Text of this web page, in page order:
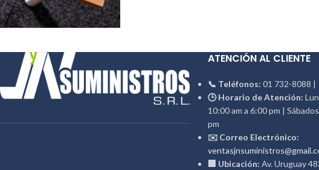
ATENCIÓN AL CLIENTE
📞 Teléfonos: 01 732-8088 |
🕒 Horario de Atención:
10:00 am a 6:00 pm |
pm
✉️ Correo Electrónico:
🏢 Ubicación: Av. Uruguay